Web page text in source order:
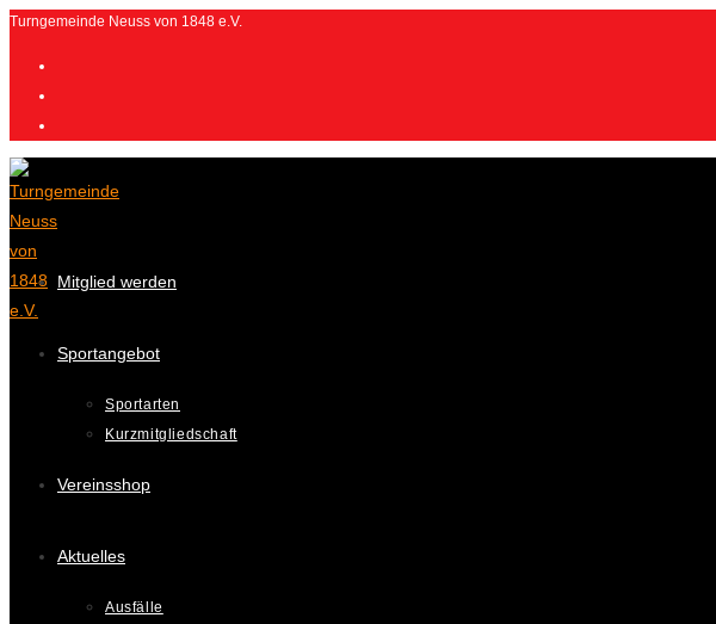
Zum
Turngemeinde Neuss von 1848 e.V.
Mitglied werden
Sportangebot
Sportarten
Kurzmitgliedschaft
Vereinsshop
Aktuelles
Ausfälle